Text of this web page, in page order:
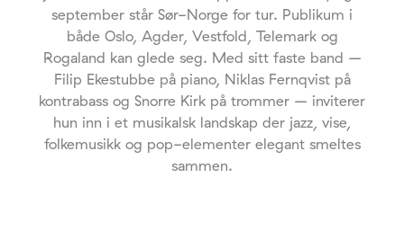
september står Sør-Norge for tur. Publikum i
både Oslo, Agder, Vestfold, Telemark og
Rogaland kan glede seg. Med sitt faste band –
Filip Ekestubbe på piano, Niklas Fernqvist på
kontrabass og Snorre Kirk på trommer – inviterer
hun inn i et musikalsk landskap der jazz, vise,
folkemusikk og pop-elementer elegant smeltes
sammen.